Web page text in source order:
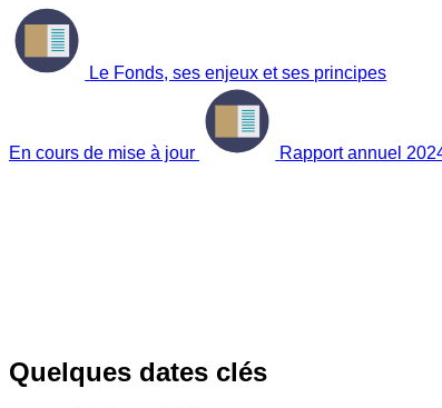
Le Fonds, ses enjeux et ses principes
En cours de mise à jour Rapport annuel
Quelques dates clés